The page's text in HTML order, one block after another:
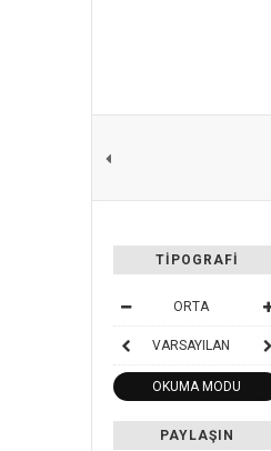
TIPOGRAFI
ORTA
VARSAYILAN
OKUMA MODU
PAYLAŞIN